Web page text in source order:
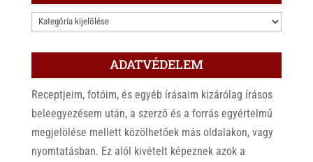
KATEGÓRIÁK
ADATVÉDELEM
Receptjeim, fotóim, és egyéb írásaim kizárólag írásos
beleegyezésem után, a szerző és a forrás egyértelmű
megjelölése mellett közölhetőek más oldalakon, vagy
nyomtatásban. Ez alól kivételt képeznek azok a